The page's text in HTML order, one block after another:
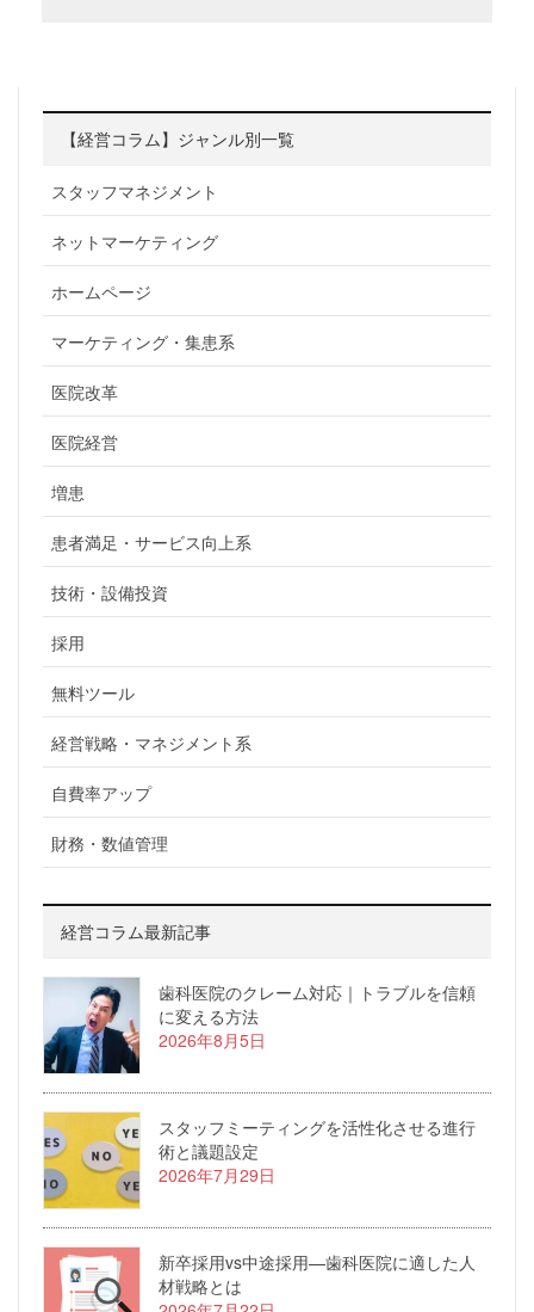
【経営コラム】ジャンル別一覧
スタッフマネジメント
ネットマーケティング
ホームページ
マーケティング・集患系
医院改革
医院経営
増患
患者満足・サービス向上系
技術・設備投資
採用
無料ツール
経営戦略・マネジメント系
自費率アップ
財務・数値管理
経営コラム最新記事
歯科医院のクレーム対応｜トラブルを信頼
に変える方法
2026年8月5日
スタッフミーティングを活性化させる進行
術と議題設定
2026年7月29日
新卒採用vs中途採用—歯科医院に適した人
材戦略とは